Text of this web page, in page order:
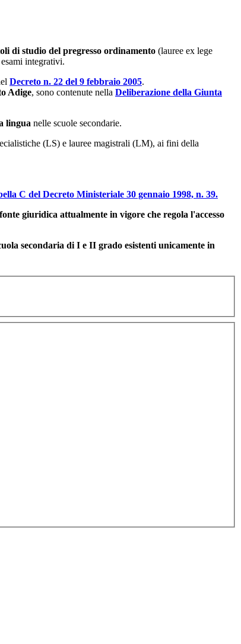
di studio del pregresso ordinamento (lauree ex lege
integrativi.
Decreto n. 22 del 9 febbraio 2005.
Adige, sono contenute nella Deliberazione della Giunta
lingua nelle scuole secondarie.
(LS) e lauree magistrali (LM), ai fini della
C del Decreto Ministeriale 30 gennaio 1998, n. 39.
giuridica attualmente in vigore che regola l'accesso
secondaria di I e II grado esistenti unicamente in